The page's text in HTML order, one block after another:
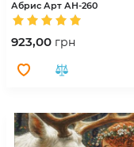
Абрис Арт АН-260
923,00 грн